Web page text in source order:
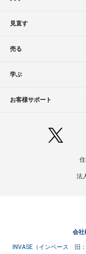
見直す
売る
学ぶ
お客様サポート
法
会社
INVASE（インベース 旧